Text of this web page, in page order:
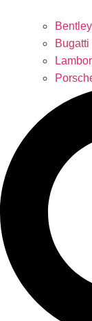
Bentley
Bugatti